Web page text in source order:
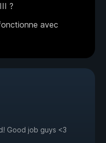
?
avec
Good job guys <3